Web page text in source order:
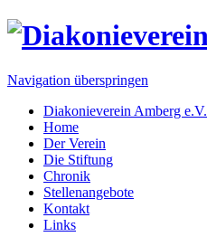
Navigation überspringen
Diakonieverein Amberg e.V.
Home
Der Verein
Die Stiftung
Chronik
Stellenangebote
Kontakt
Links